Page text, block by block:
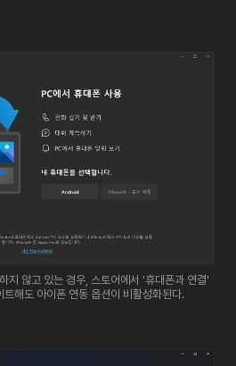
지 않고 있는 경우, 스토어에서 '휴대폰과 연결'
트해도 아이폰 연동 옵션이 비활성화된다.